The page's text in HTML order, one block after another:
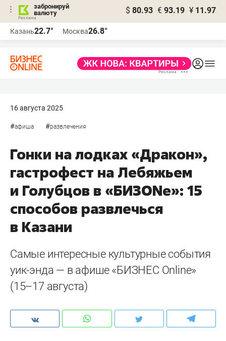
забронируй
валюту
$ 80.93 € 93.19 ¥ 11.97
Казань22.7° Москва26.8°
16 августа 2025
#афиша #развлечения
Гонки на лодках «Дракон»,
гастрофест на Лебяжьем
и Голубцов в «БИЗОNе»: 15
способов развлечься
в Казани
Самые интересные культурные события
уик-энда — в афише «БИЗНЕС Online»
(15–17 августа)